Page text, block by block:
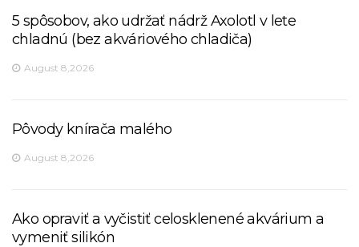
5 spôsobov, ako udržať nádrž Axolotl v lete
chladnú (bez akváriového chladiča)
August 8,2026
Pôvody knírača malého
August 8,2026
Ako opraviť a vyčistiť celosklenené akvárium a
vymeniť silikón